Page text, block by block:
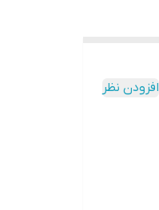
افزودن نظر